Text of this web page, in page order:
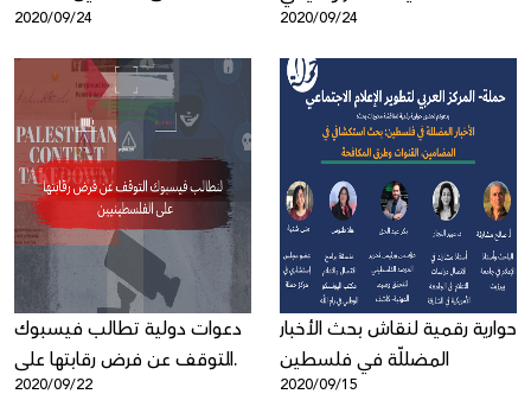
الرقمي
2020/09/24 2020/09/24
دعوات دولية تطالب فيسبوك
التوقف عن فرض رقابتها على
2020/09/22
حوارية رقمية لنقاش بحث الأخبار
المضللّة في فلسطين
2020/09/15